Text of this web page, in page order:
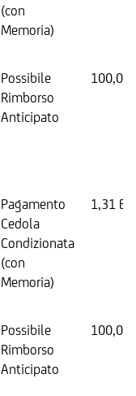
(con
Memoria)
Possibile
Rimborso
Anticipato
100,00
Pagamento
Cedola
Condizionata
(con
Memoria)
1,31
Possibile
Rimborso
Anticipato
100,00